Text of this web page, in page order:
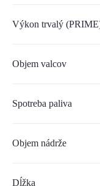
AKCIOVÉ
O NÁS
Výkon trvalý
Objem valcov
Spotreba paliva
Objem nádrže
Dĺžka